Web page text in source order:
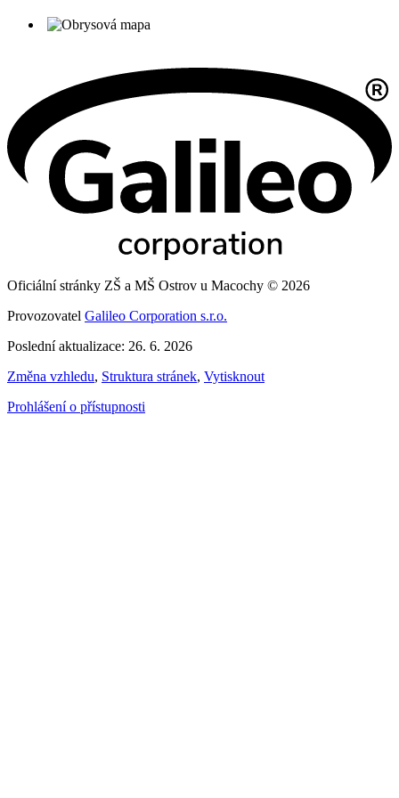
Oficiální stránky ZŠ a MŠ Ostrov u Macochy © 2026
Provozovatel Galileo Corporation s.r.o.
Poslední aktualizace: 26. 6. 2026
Změna vzhledu, Struktura stránek, Vytisknout
Prohlášení o přístupnosti